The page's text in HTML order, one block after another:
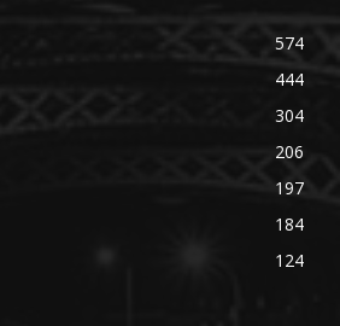
574
444
304
206
197
184
124